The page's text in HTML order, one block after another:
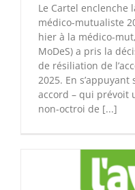
Le Cartel enclenche
médico-mutualiste
hier à la médico-
MoDeS) a pris la
de résiliation de
2025. En
accord – qui prévoit
non-octroi de [...]